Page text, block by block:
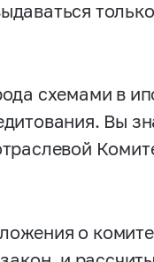
схемами в
Вы
о